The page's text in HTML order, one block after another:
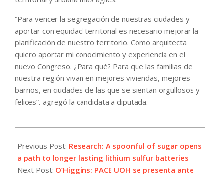
“Para vencer la segregación de nuestras ciudades y
aportar con equidad territorial es necesario mejorar la
planificación de nuestro territorio. Como arquitecta
quiero aportar mi conocimiento y experiencia en el
nuevo Congreso. ¿Para qué? Para que las familias de
nuestra región vivan en mejores viviendas, mejores
barrios, en ciudades de las que se sientan orgullosos y
felices”, agregó la candidata a diputada.
09-
13
Previous Post: Research: A spoonful of sugar opens
a path to longer lasting lithium sulfur batteries
Next Post: O’Higgins: PACE UOH se presenta ante